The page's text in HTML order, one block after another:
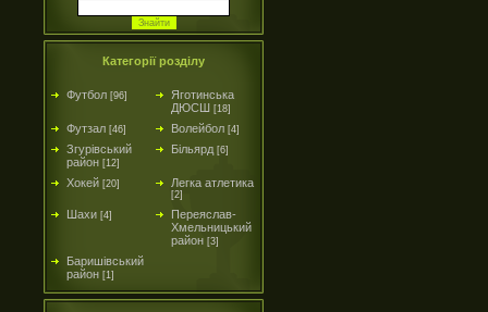
Категорії розділу
Футбол [96]
Яготинська
ДЮСШ [18]
Футзал [46] Волейбол [4]
Згурівський
район [12]
Більярд [6]
Хокей [20] Легка атлетика
[2]
Шахи [4]
Переяслав-
Хмельницький
район [3]
Баришівський
район [1]